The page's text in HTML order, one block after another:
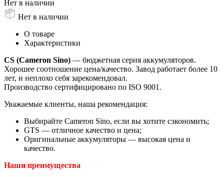
Нет в наличии
Нет в наличии
О товаре
Характеристики
CS (Cameron Sino) — бюджетная серия аккумуляторов.
Хорошее соотношение цена/качество. Завод работает более 10
лет, и неплохо себя зарекомендовал.
Производство сертифицировано по ISO 9001.
Уважаемые клиенты, наша рекомендация:
Выбирайте Cameron Sino, если вы хотите сэкономить;
GTS — отличное качество и цена;
Оригинальные аккумуляторы — высокая цена и
качество.
Наши преимущества